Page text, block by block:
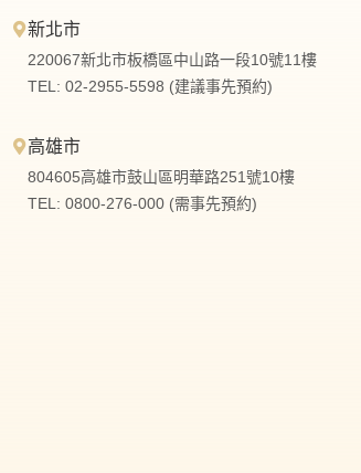
新北市
220067新北市板橋區中山路一段10號11樓
TEL: 02-2955-5598 (建議事先預約)
高雄市
804605高雄市鼓山區明華路251號10樓
TEL: 0800-276-000 (需事先預約)